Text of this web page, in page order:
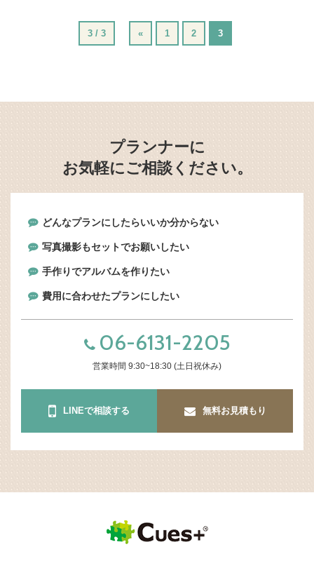
3 / 3 « 1 2 3
プランナーに
お気軽にご相談ください。
どんなプランにしたらいいか分からない
写真撮影もセットでお願いしたい
手作りでアルバムを作りたい
費用に合わせたプランにしたい
06-6131-2205
営業時間 9:30~18:30 (土日祝休み)
LINEで相談する 無料お見積もり